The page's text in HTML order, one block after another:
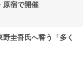
原宿で開催
圭吾氏へ誓う「多く